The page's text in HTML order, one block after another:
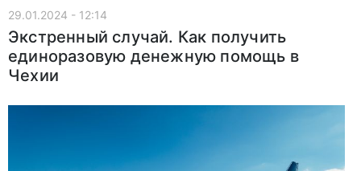
29.01.2024 - 12:14
Экстренный случай. Как получить
единоразовую денежную помощь в
Чехии